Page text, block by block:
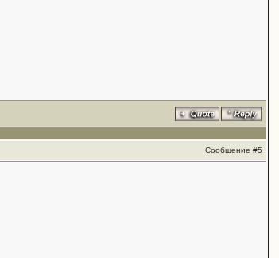
Сообщение#5